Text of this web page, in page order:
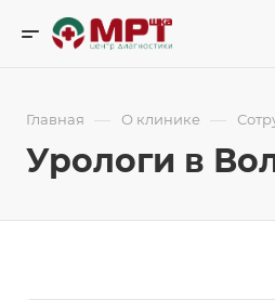
Главная — О клинике —
Урологи в